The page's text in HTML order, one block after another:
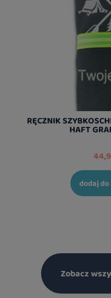
RĘCZNIK
HAFT
dodaj
Zobacz